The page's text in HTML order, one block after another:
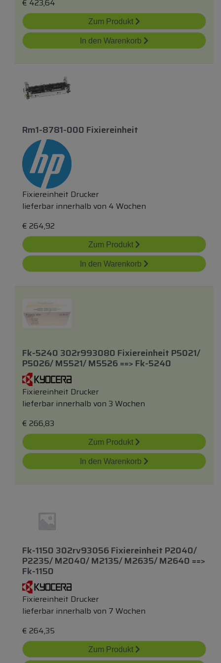
€ 423,64
Zum Produkt
In den Warenkorb
Rm1-8781-000 Fixiereinheit
Fixiereinheit Drucker
lieferbar innerhalb von 4 Wochen
€ 264,92
Zum Produkt
In den Warenkorb
Fk-5240 302r993080 Fixiereinheit P5021/
P5026/ M5521/ M5526 ==> Fk-5240
Fixiereinheit Drucker
lieferbar innerhalb von 3 Wochen
€ 266,83
Zum Produkt
In den Warenkorb
Fk-1150 302rv93056 Fixiereinheit P2040/
P2235/ M2040/ M2135/ M2635/ M2640 ==>
Fk-1150
Fixiereinheit Drucker
lieferbar innerhalb von 7 Wochen
€ 264,35
Zum Produkt